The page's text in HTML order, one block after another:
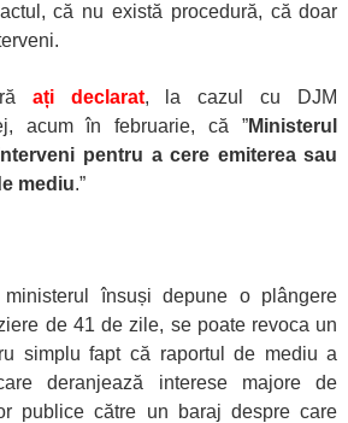
că nu există procedură, că doar
ați declarat, la cazul cu DJM
acum în februarie, că ”Ministerul
pentru a cere emiterea sau
mediu.”
însuși depune o plângere
de 41 de zile, se poate revoca un
simplu fapt că raportul de mediu a
deranjează interese majore de
publice către un baraj despre care